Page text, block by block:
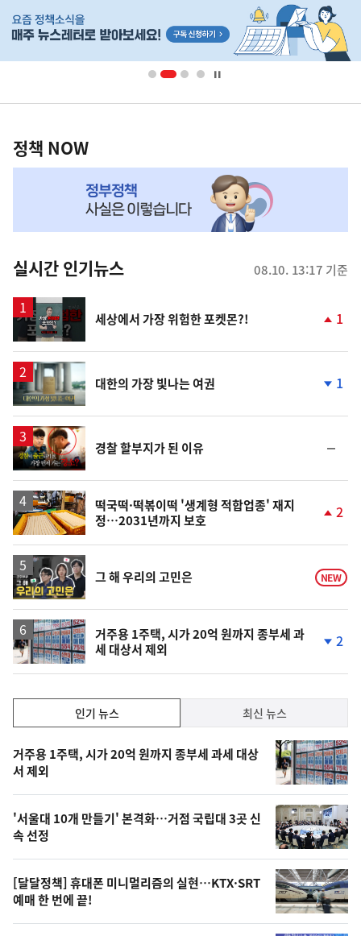
사
단
영
책
NOW,
뉴
스
정책 NOW
실시간 인기뉴스 08.10. 13:17 기준
영
세상에서 가장 위험한 포켓몬?! 1
영
상
대한의 가장 빛나는 여권 1
영
상
경찰 할부지가 된 이유
일
떡국떡·떡볶이떡 '생계형 적합업종' 재지
정…2031년까지 보호
승
2
영
상
그 해 우리의 고민은 NEW
거주용 1주택, 시가 20억 원까지 종부세 과
세 대상서 제외
락
2
기,
최
신,
오
늘
의
영
상
인기 뉴스 최신 뉴스
기
뉴
스
거주용 1주택, 시가 20억 원까지 종부세 과세 대상
서 제외
'서울대 10개 만들기' 본격화…거점 국립대 3곳 신
속 선정
[달달정책] 휴대폰 미니멀리즘의 실현…KTX·SRT
예매 한 번에 끝!